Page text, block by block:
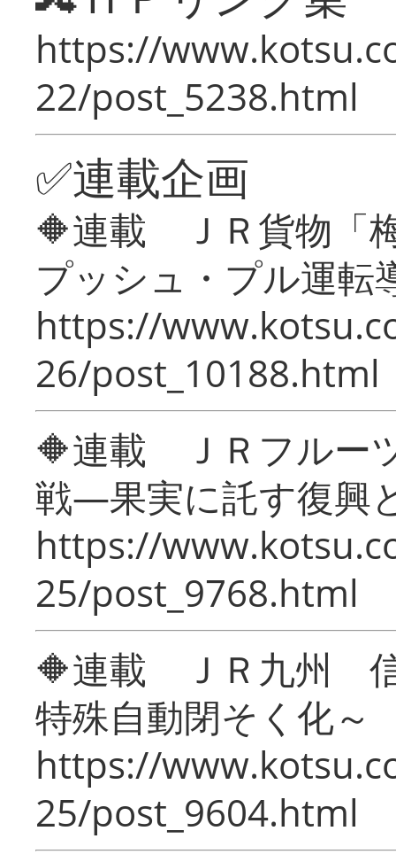
https://
22/post_5238.html
✅連載企画
🔶連載 ＪＲ貨物「
プッシュ・プル運転
https://
26/post_10188.html
🔶連載 ＪＲフルー
戦―果実に託す復興
https://
25/post_9768.html
🔶連載 ＪＲ九州 信
特殊自動閉そく化～
https://
25/post_9604.html